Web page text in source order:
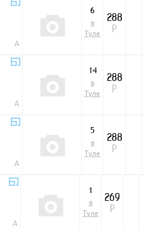
A
6
в
Туле
288
Р
A
14
в
Туле
288
Р
A
5
в
Туле
288
Р
A
1
в
Туле
269
Р